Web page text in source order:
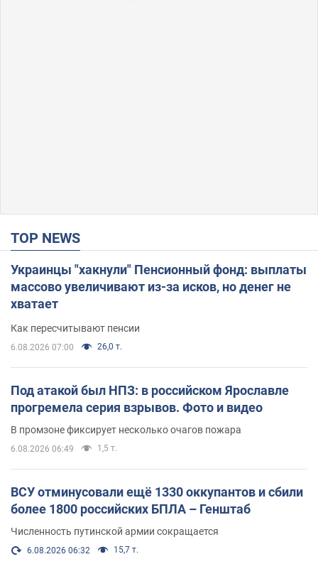
TOP NEWS
Украинцы "хакнули" Пенсионный фонд: выплаты
массово увеличивают из-за исков, но денег не
хватает
Как пересчитывают пенсии
6.08.2026 07:00 26,0 т.
Под атакой был НПЗ: в российском Ярославле
прогремела серия взрывов. Фото и видео
В промзоне фиксирует несколько очагов пожара
6.08.2026 06:49 1,5 т.
ВСУ отминусовали ещё 1330 оккупантов и сбили
более 1800 российских БПЛА – Генштаб
Численность путинской армии сокращается
6.08.2026 06:32 15,7 т.